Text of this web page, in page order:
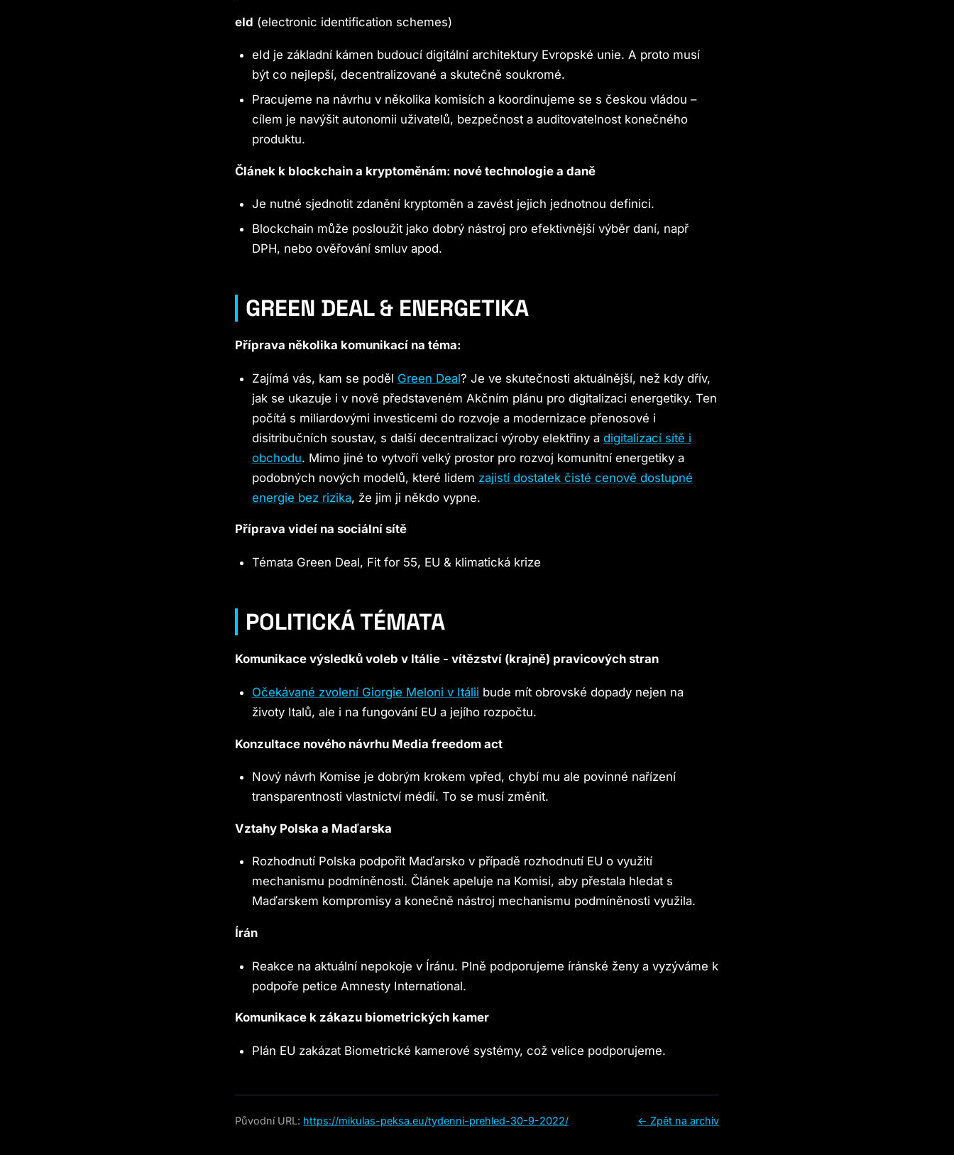
eId (electronic identification schemes)
eId je základní kámen budoucí digitální architektury Evropské unie. A proto musí
být co nejlepší, decentralizované a skutečně soukromé.
Pracujeme na návrhu v několika komisích a koordinujeme se s českou vládou –
cílem je navýšit autonomii uživatelů, bezpečnost a auditovatelnost konečného
produktu.
Článek k blockchain a kryptoměnám: nové technologie a daně
Je nutné sjednotit zdanění kryptoměn a zavést jejich jednotnou definici.
Blockchain může posloužit jako dobrý nástroj pro efektivnější výběr daní, např
DPH, nebo ověřování smluv apod.
GREEN DEAL & ENERGETIKA
Příprava několika komunikací na téma:
Zajímá vás, kam se poděl Green Deal? Je ve skutečnosti aktuálnější, než kdy dřív,
jak se ukazuje i v nově představeném Akčním plánu pro digitalizaci energetiky. Ten
počítá s miliardovými investicemi do rozvoje a modernizace přenosové i
disitribučních soustav, s další decentralizací výroby elektřiny a digitalizací sítě i
obchodu. Mimo jiné to vytvoří velký prostor pro rozvoj komunitní energetiky a
podobných nových modelů, které lidem zajistí dostatek čisté cenově dostupné
energie bez rizika, že jim ji někdo vypne.
Příprava videí na sociální sítě
Témata Green Deal, Fit for 55, EU & klimatická krize
POLITICKÁ TÉMATA
Komunikace výsledků voleb v Itálie - vítězství (krajně) pravicových stran
Očekávané zvolení Giorgie Meloni v Itálii bude mít obrovské dopady nejen na
životy Italů, ale i na fungování EU a jejího rozpočtu.
Konzultace nového návrhu Media freedom act
Nový návrh Komise je dobrým krokem vpřed, chybí mu ale povinné nařízení
transparentnosti vlastnictví médií. To se musí změnit.
Vztahy Polska a Maďarska
Rozhodnutí Polska podpořit Maďarsko v případě rozhodnutí EU o využití
mechanismu podmíněnosti. Článek apeluje na Komisi, aby přestala hledat s
Maďarskem kompromisy a konečně nástroj mechanismu podmíněnosti využila.
Írán
Reakce na aktuální nepokoje v Íránu. Plně podporujeme íránské ženy a vyzýváme k
podpoře petice Amnesty International.
Komunikace k zákazu biometrických kamer
Plán EU zakázat Biometrické kamerové systémy, což velice podporujeme.
Původní URL: https://mikulas-peksa.eu/tydenni-prehled-30-9-2022/ ← Zpět na archiv